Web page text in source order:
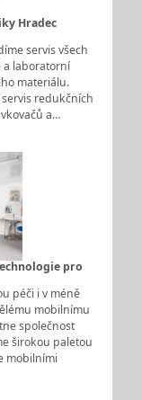
Hradec
servis všech
a laboratorní
materiálu.
redukčních
a…
pro
péči i v méně
mobilnímu
společnost
širokou paletou
mobilními